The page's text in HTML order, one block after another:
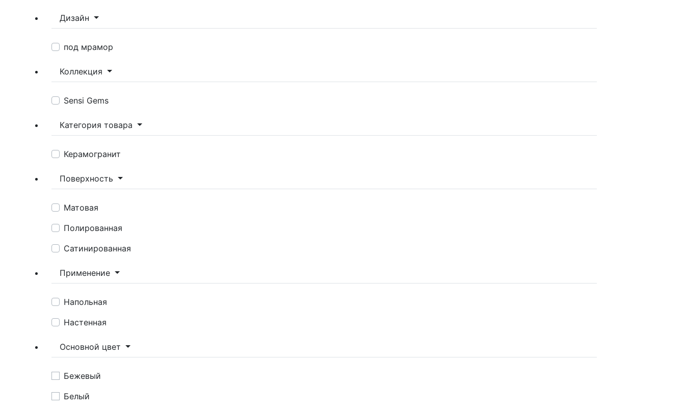
Дизайн
под мрамор
Коллекция
Sensi Gems
Категория товара
Керамогранит
Поверхность
Матовая
Полированная
Сатинированная
Применение
Напольная
Настенная
Основной цвет
Бежевый
Белый